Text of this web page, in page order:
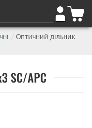
/ Оптичний дільник
SC/APC